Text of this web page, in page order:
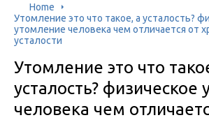
Home
Утомление это что такое, а усталость?
утомление человека чем отличается от
усталости
Утомление это что
усталость? физическое
человека чем